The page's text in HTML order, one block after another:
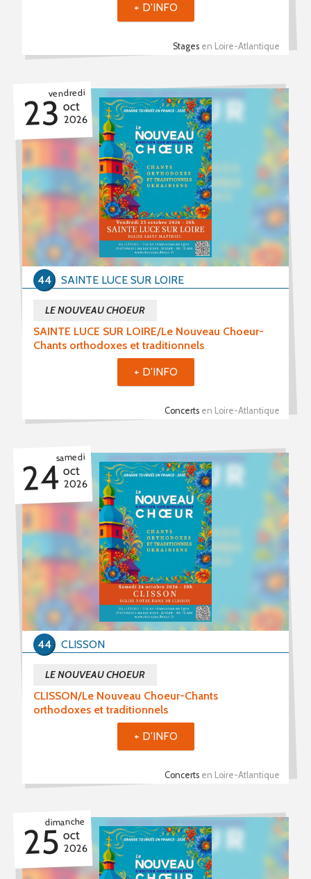
Stages en Loire-Atlantique
+ D'INFO
vendredi
23 oct
2026
SAINTE LUCE SUR LOIRE/Le Nouveau Choeur-
Chants orthodoxes et traditionnels
LE NOUVEAU CHOEUR
Concerts en Loire-Atlantique
SAINTE LUCE SUR LOIRE
44
+ D'INFO
samedi
24 oct
2026
CLISSON/Le Nouveau Choeur-Chants
orthodoxes et traditionnels
LE NOUVEAU CHOEUR
Concerts en Loire-Atlantique
CLISSON
44
+ D'INFO
dimanche
25 oct
2026